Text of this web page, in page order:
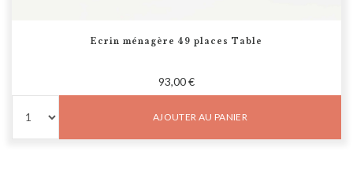
Ecrin ménagère 49 places Table
93,00 €
AJOUTER AU PANIER